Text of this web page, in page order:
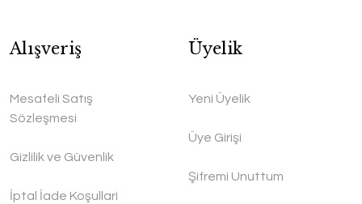
Alışveriş
Mesafeli Satış
Sözleşmesi
Gizlilik ve Güvenlik
İptal İade Koşullari
Üyelik
Yeni Üyelik
Üye Girişi
Şifremi Unuttum